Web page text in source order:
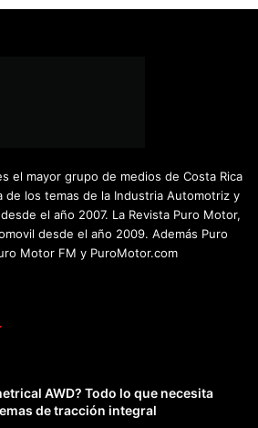
el mayor grupo de medios de Costa Rica
de los temas de la Industria Automotriz y
el año 2007. La Revista Puro Motor,
desde el año 2009. Además Puro
Motor FM y PuroMotor.com
AWD? Todo lo que necesita
de tracción integral